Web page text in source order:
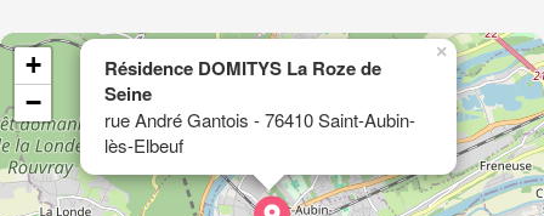
Résidence DOMITYS La Roze de
Seine
rue André Gantois - 76410 Saint-Aubin-
lès-Elbeuf
×
+
−